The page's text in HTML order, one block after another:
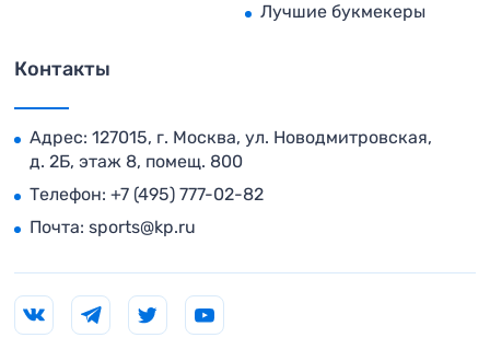
Лучшие букмекеры
Контакты
Адрес: 127015, г. Москва, ул. Новодмитровская,
д. 2Б, этаж 8, помещ. 800
Телефон: +7 (495) 777-02-82
Почта: sports@kp.ru